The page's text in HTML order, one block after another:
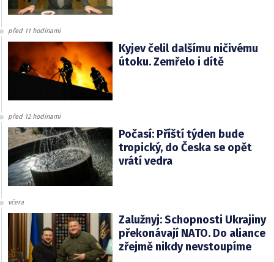
před 11 hodinami
Kyjev čelil dalšímu ničivému
útoku. Zemřelo i dítě
před 12 hodinami
Počasí: Příští týden bude
tropický, do Česka se opět
vrátí vedra
včera
Zalužnyj: Schopnosti Ukrajiny
překonávají NATO. Do aliance
zřejmě nikdy nevstoupíme